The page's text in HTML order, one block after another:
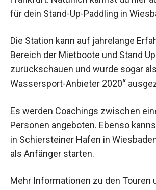
für dein Stand-Up-Paddling in
Die Station kann auf jahrelange
Bereich der Mietboote und Stand
zurückschauen und wurde sogar
Wassersport-Anbieter 2020“
Es werden Coachings zwischen
Personen angeboten. Ebenso
in Schiersteiner Hafen in
als Anfänger starten.
Mehr Informationen zu den Touren